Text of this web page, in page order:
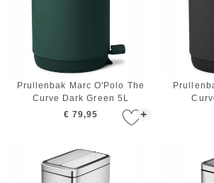
+
Prullenbak Marc O'Polo The
Curve Dark Green 5L
€ 79,95